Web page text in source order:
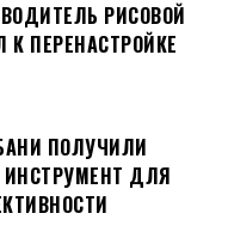
РИСОВОЙ
ПЕРЕНАСТРОЙКЕ
ПОЛУЧИЛИ
ДЛЯ